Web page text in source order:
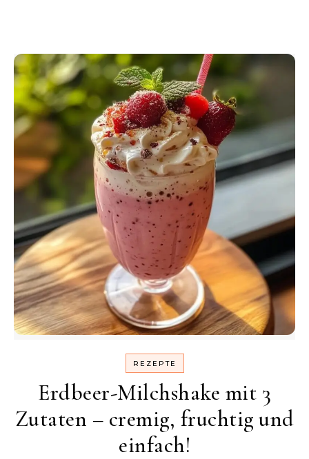
REZEPTE
Erdbeer-Milchshake mit 3
Zutaten – cremig, fruchtig und
einfach!